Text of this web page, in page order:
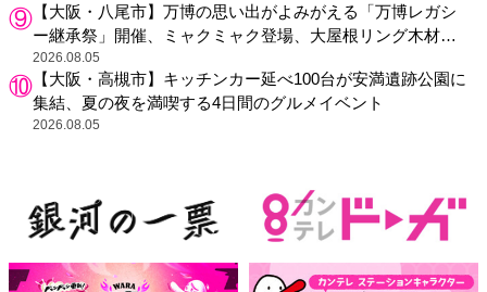
【大阪・八尾市】万博の思い出がよみがえる「万博レガシ
ー継承祭」開催、ミャクミャク登場、大屋根リング木材展
示も
2026.08.05
【大阪・高槻市】キッチンカー延べ100台が安満遺跡公園に
集結、夏の夜を満喫する4日間のグルメイベント
2026.08.05